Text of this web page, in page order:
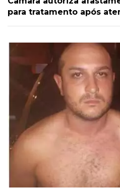
para tratamento após